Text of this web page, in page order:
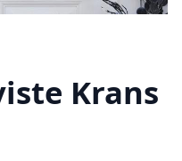
Krans